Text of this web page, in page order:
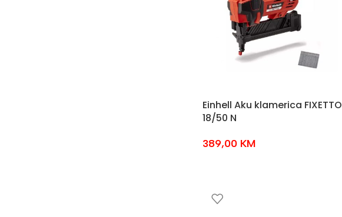
Einhell Aku klamerica FIXETTO
18/50 N
389,00 KM